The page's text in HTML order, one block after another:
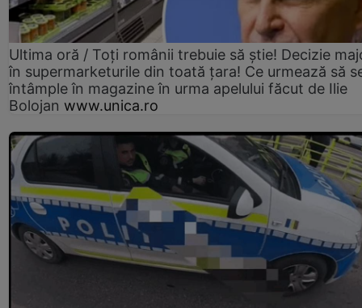
Ultima oră / Toți românii trebuie să știe! Decizie
în supermarketurile din toată țara! Ce urmează să
întâmple în magazine în urma apelului făcut de Ilie
Bolojan www.unica.ro